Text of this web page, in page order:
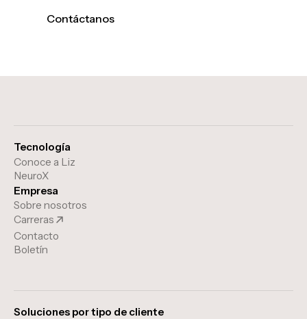
Contáctanos
Tecnología
Conoce a Liz
NeuroX
Empresa
Sobre nosotros
Carreras
Contacto
Boletín
Soluciones por tipo de cliente